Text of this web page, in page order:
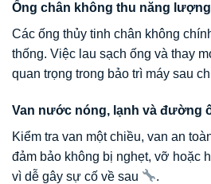
Ống chân không thu năng
Các ống thủy tinh chân không
thống. Việc lau sạch ống và thay
quan trọng trong bảo trì máy sau
Van nước nóng, lạnh và đường
Kiểm tra van một chiều, van an
đảm bảo không bị nghẹt, vỡ hoặc
vì dễ gây sự cố về sau
.